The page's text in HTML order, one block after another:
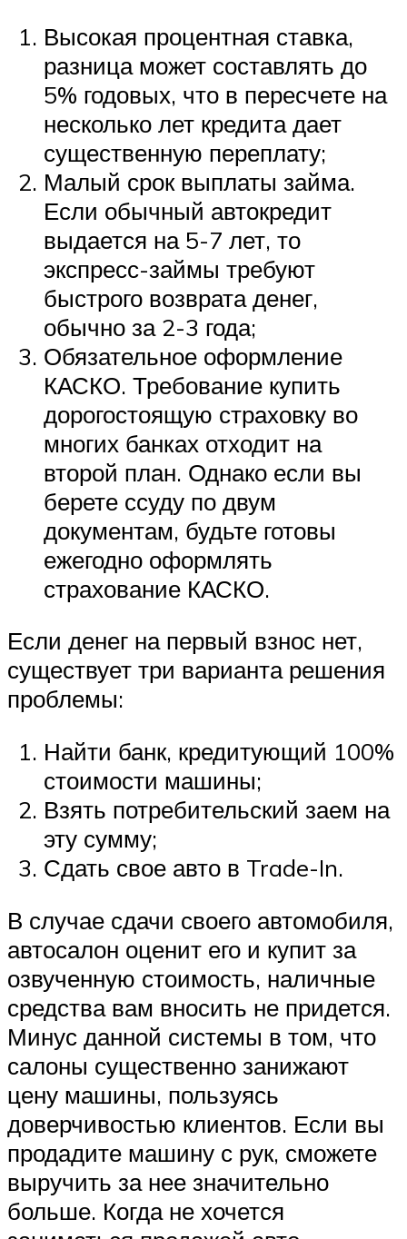
Высокая процентная ставка,
разница может составлять до
5% годовых, что в пересчете на
несколько лет кредита дает
существенную переплату;
Малый срок выплаты займа.
Если обычный автокредит
выдается на 5-7 лет, то
экспресс-займы требуют
быстрого возврата денег,
обычно за 2-3 года;
Обязательное оформление
КАСКО. Требование купить
дорогостоящую страховку во
многих банках отходит на
второй план. Однако если вы
берете ссуду по двум
документам, будьте готовы
ежегодно оформлять
страхование КАСКО.
Если денег на первый взнос нет,
существует три варианта решения
проблемы:
Найти банк, кредитующий 100%
стоимости машины;
Взять потребительский заем на
эту сумму;
Сдать свое авто в Trade-In.
В случае сдачи своего автомобиля,
автосалон оценит его и купит за
озвученную стоимость, наличные
средства вам вносить не придется.
Минус данной системы в том, что
салоны существенно занижают
цену машины, пользуясь
доверчивостью клиентов. Если вы
продадите машину с рук, сможете
выручить за нее значительно
больше. Когда не хочется